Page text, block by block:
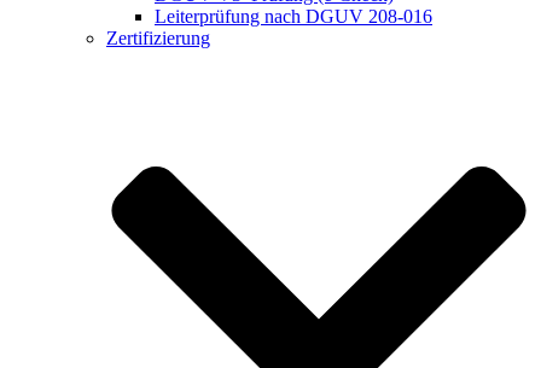
Leiterprüfung nach DGUV 208-016
Zertifizierung